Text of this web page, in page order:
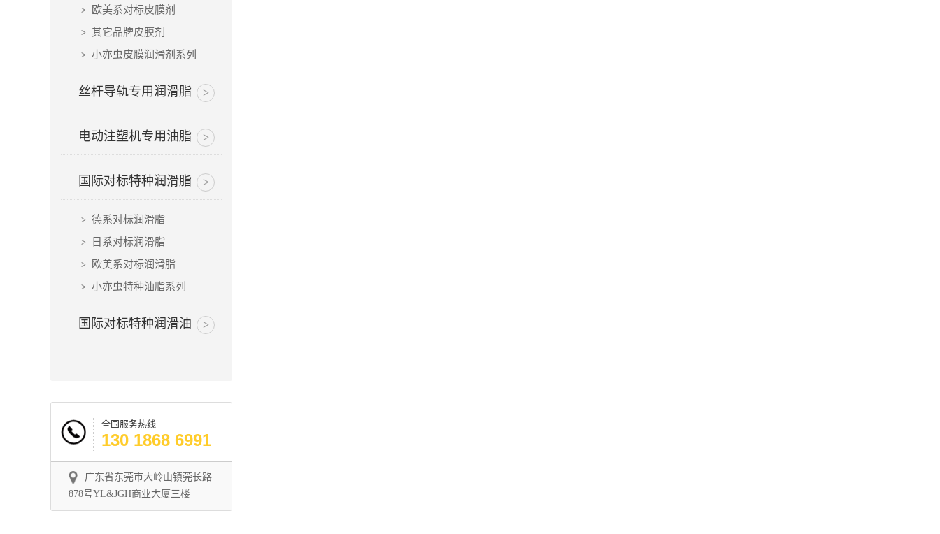
欧美系对标皮膜剂
其它品牌皮膜剂
小亦虫皮膜润滑剂系列
丝杆导轨专用润滑脂
电动注塑机专用油脂
国际对标特种润滑脂
德系对标润滑脂
日系对标润滑脂
欧美系对标润滑脂
小亦虫特种油脂系列
国际对标特种润滑油
全国服务热线
130 1868 6991
广东省东莞市大岭山镇莞长路
878号YL&JGH商业大厦三楼